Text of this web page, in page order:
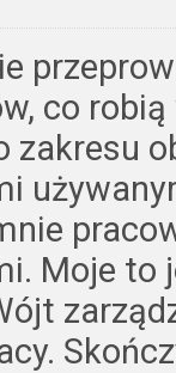
co
zakresu
mnie
Moje to